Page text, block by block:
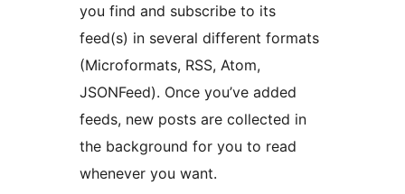
you find and subscribe to its
feed(s) in several different formats
(Microformats, RSS, Atom,
JSONFeed). Once you’ve added
feeds, new posts are collected in
the background for you to read
whenever you want.